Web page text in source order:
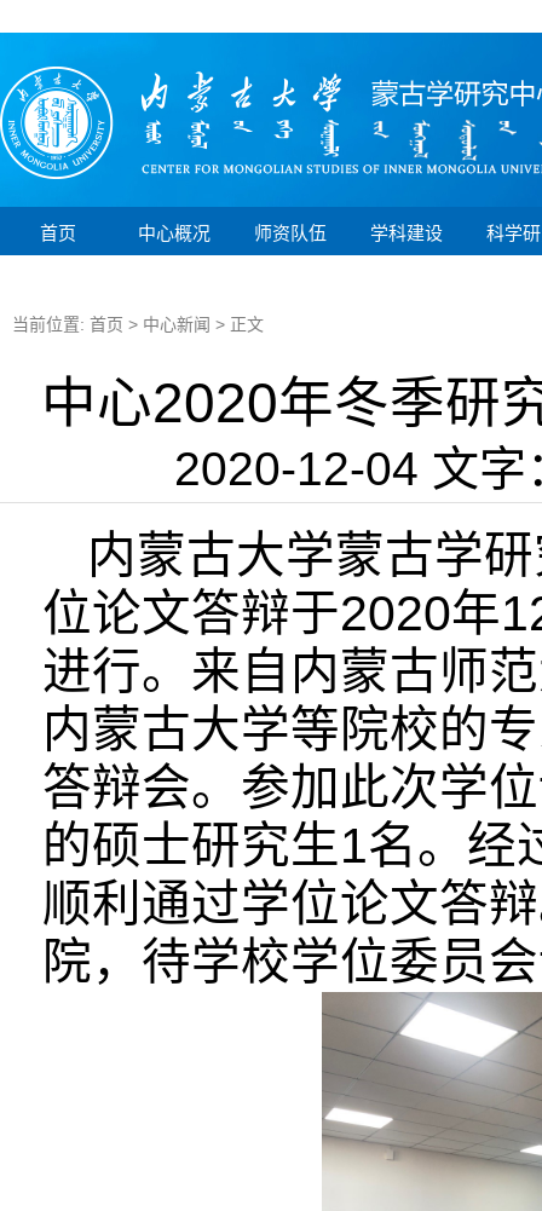
首页 中心概况 师资队伍 学科建设 科学
当前位置: 首页 > 中心新闻 > 正文
中心2020年冬季研
2020-12-04 文
内蒙古大学蒙古学
位论文答辩于2020年
进行。来自内蒙古师
内蒙古大学等院校的
答辩会。参加此次学
的硕士研究生1名。经
顺利通过学位论文答
院，待学校学位委员